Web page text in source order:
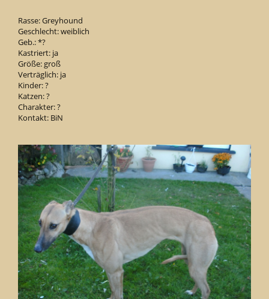
Rasse: Greyhound
Geschlecht: weiblich
Geb.: *?
Kastriert: ja
Größe: groß
Verträglich: ja
Kinder: ?
Katzen: ?
Charakter: ?
Kontakt: BiN